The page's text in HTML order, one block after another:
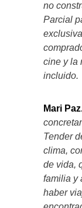
no
Parcial
cine y la
incluido.
Mari
Tender
clima,
de vida,
familia y
haber